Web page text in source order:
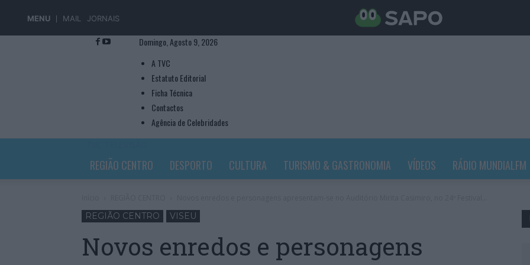
MENU MAIL JORNAIS
Domingo, Agosto 9, 2026
A TVC
Estatuto Editorial
Ficha Técnica
Contactos
Agência de Celebridades
REGIÃO CENTRO DESPORTO CULTURA TURISMO & GASTRONOMIA VÍDEOS RÁDIO MUNDIALFM
REGIÃO CENTRO VISEU
Novos enredos e personagens